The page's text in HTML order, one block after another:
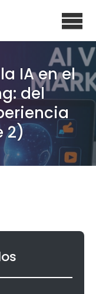
IA en el
del
2)